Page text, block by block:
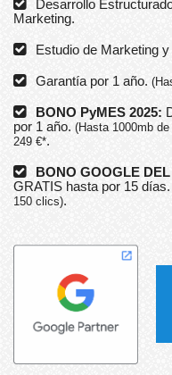
Desarrollo
Marketing.
Estudio de Marketing
Garantía por 1 año.
BONO PyMES 2025:
por 1 año. (Hasta 1000mb
249 €*.
BONO GOOGLE
GRATIS hasta por 15 días.
150 clics).